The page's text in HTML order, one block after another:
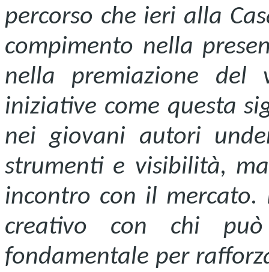
percorso che ieri alla
compimento nella
nella premiazione del
iniziative come questa
nei giovani autori
strumenti e visibilità,
incontro con il
creativo con chi
fondamentale per